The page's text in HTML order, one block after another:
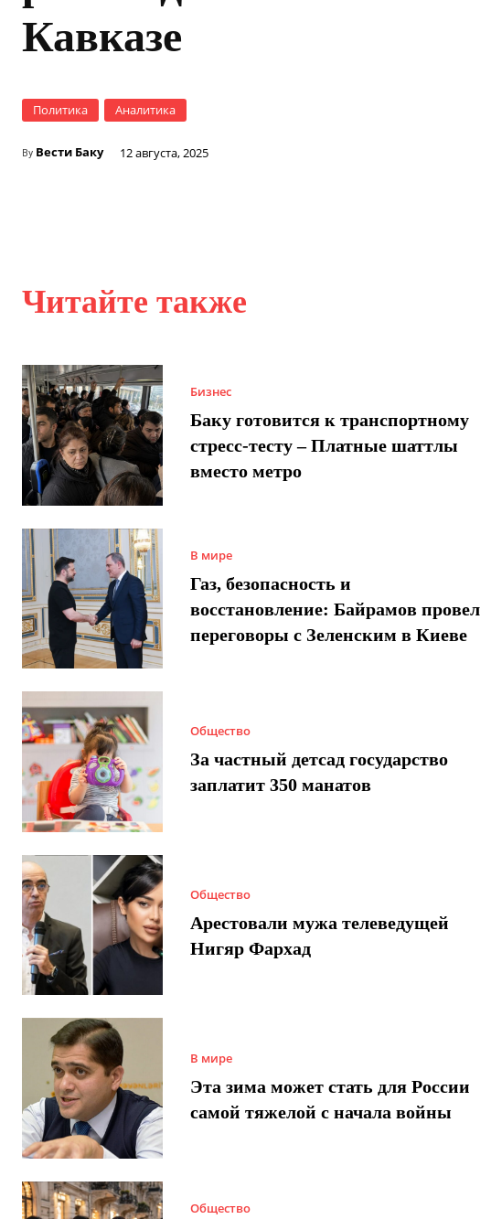
Кавказе
Политика Аналитика
By Вести Баку 12 августа, 2025
Читайте также
Бизнес
Баку готовится к транспортному
стресс-тесту – Платные шаттлы
вместо метро
В мире
Газ, безопасность и
восстановление: Байрамов провел
переговоры с Зеленским в Киеве
Общество
За частный детсад государство
заплатит 350 манатов
Общество
Арестовали мужа телеведущей
Нигяр Фархад
В мире
Эта зима может стать для России
самой тяжелой с начала войны
Общество